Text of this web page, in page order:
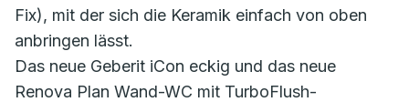
Fix), mit der sich die Keramik einfach von oben
anbringen lässt.
Das neue Geberit iCon eckig und das neue
Renova Plan Wand-WC mit TurboFlush-